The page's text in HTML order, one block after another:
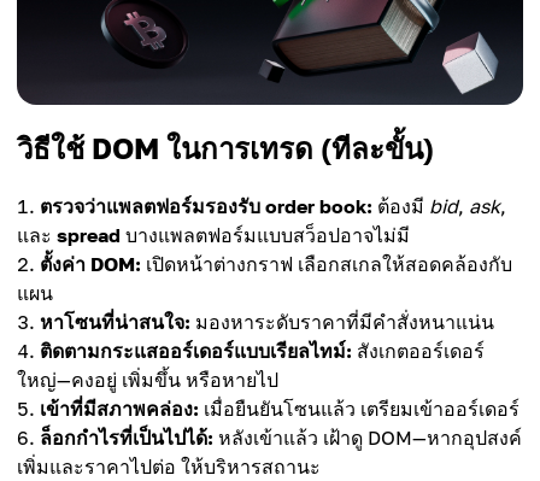
วิธีใช้ DOM ในการเทรด (ทีละขั้น)
ตรวจว่าแพลตฟอร์มรองรับ order book: ต้องมี bid, ask,
และ spread บางแพลตฟอร์มแบบสว็อปอาจไม่มี
ตั้งค่า DOM: เปิดหน้าต่างกราฟ เลือกสเกลให้สอดคล้องกับ
แผน
หาโซนที่น่าสนใจ: มองหาระดับราคาที่มีคำสั่งหนาแน่น
ติดตามกระแสออร์เดอร์แบบเรียลไทม์: สังเกตออร์เดอร์
ใหญ่—คงอยู่ เพิ่มขึ้น หรือหายไป
เข้าที่มีสภาพคล่อง: เมื่อยืนยันโซนแล้ว เตรียมเข้าออร์เดอร์
ล็อกกำไรที่เป็นไปได้: หลังเข้าแล้ว เฝ้าดู DOM—หากอุปสงค์
เพิ่มและราคาไปต่อ ให้บริหารสถานะ